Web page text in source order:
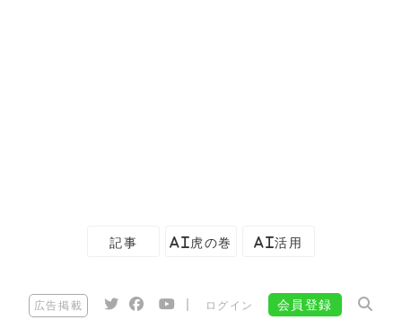
記事 AI虎の巻 AI活用
広告掲載 ログイン 会員登録